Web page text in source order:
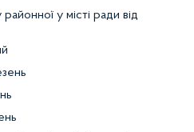
у місті ради від